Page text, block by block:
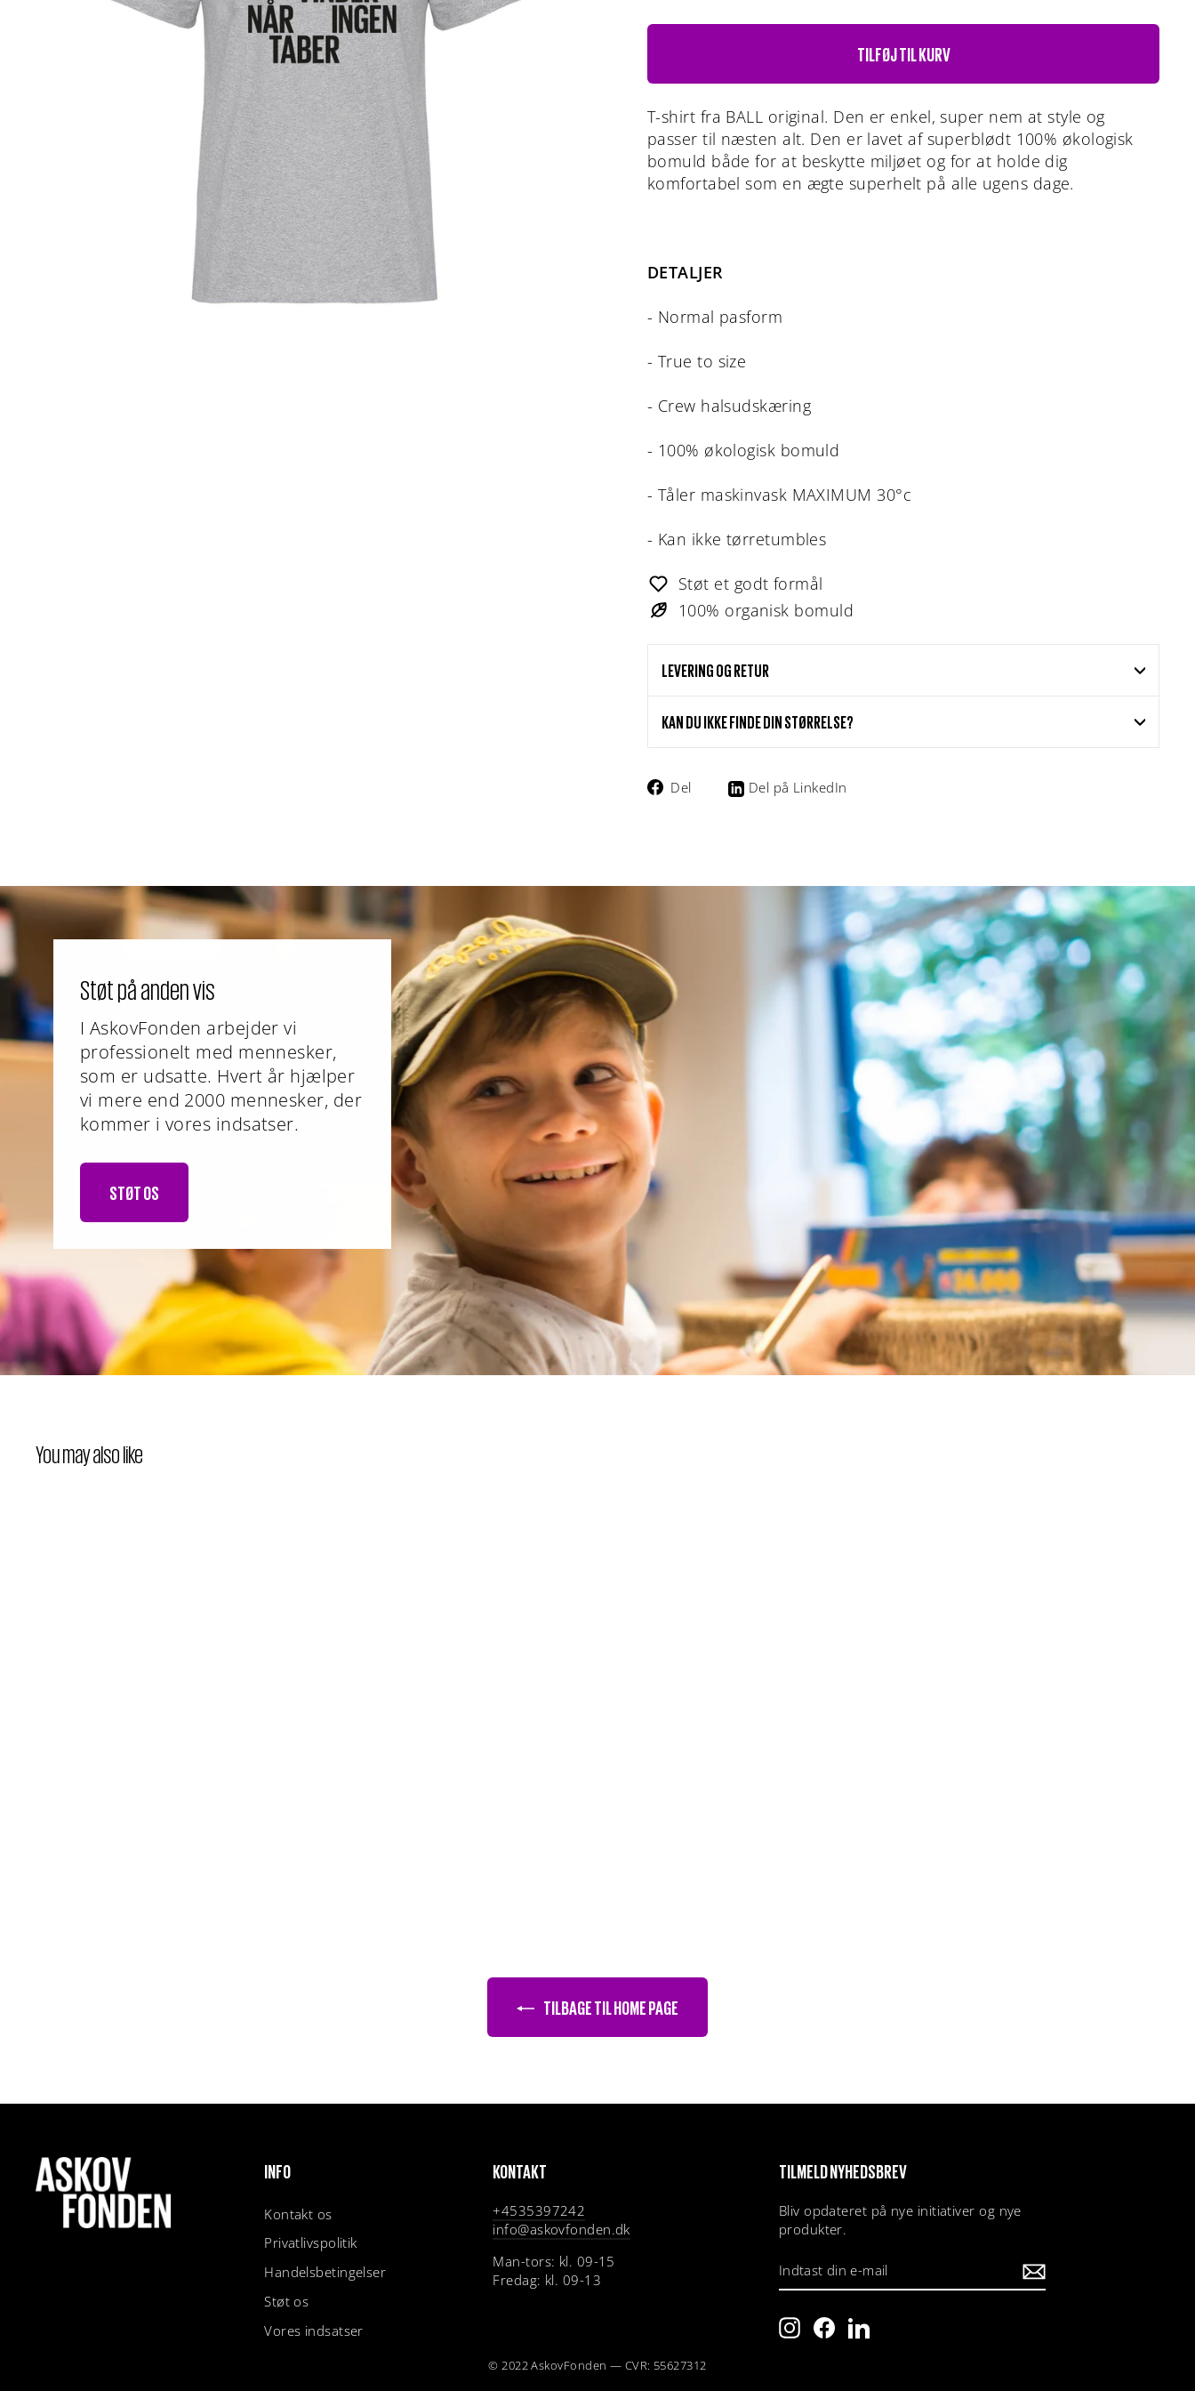
TILFØJ TIL KURV
T-shirt fra BALL original. Den er enkel, super nem at style og
passer til næsten alt. Den er lavet af superblødt 100% økologisk
bomuld både for at beskytte miljøet og for at holde dig
komfortabel som en ægte superhelt på alle ugens dage.
DETALJER
- Normal pasform
- True to size
- Crew halsudskæring
- 100% økologisk bomuld
- Tåler maskinvask MAXIMUM 30°c
- Kan ikke tørretumbles
Støt et godt formål
100% organisk bomuld
LEVERING OG RETUR
KAN DU IKKE FINDE DIN STØRRELSE?
Del
Del
Del på LinkedIn
Støt på anden vis
I AskovFonden arbejder vi
professionelt med mennesker,
som er udsatte. Hvert år hjælper
vi mere end 2000 mennesker, der
kommer i vores indsatser.
STØT OS
You may also like
TILBAGE TIL HOME PAGE
INFO
Kontakt os
Privatlivspolitik
Handelsbetingelser
Støt os
Vores indsatser
KONTAKT
+4535397242
info@askovfonden.dk
Man-tors: kl. 09-15
Fredag: kl. 09-13
TILMELD NYHEDSBREV
Bliv opdateret på nye initiativer og nye
produkter.
DIN
E-
Instagram
FacebookLinkedIn
© 2022 AskovFonden — CVR: 55627312